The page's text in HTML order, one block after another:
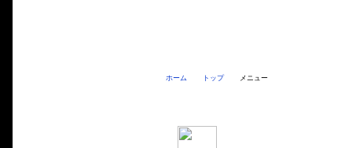
ホーム トップ メニュー